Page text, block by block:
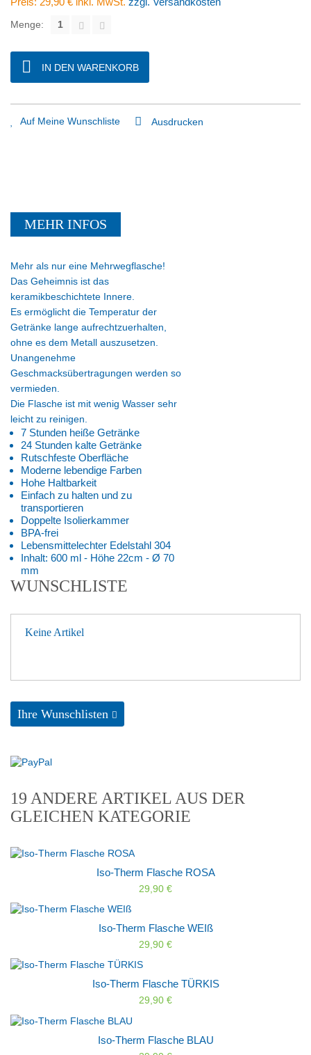
Menge:
IN DEN WARENKORB
Auf Meine Wunschliste Ausdrucken
MEHR INFOS
Mehr als nur eine Mehrwegflasche!
Das Geheimnis ist das
keramikbeschichtete Innere.
Es ermöglicht die Temperatur der
Getränke lange aufrechtzuerhalten,
ohne es dem Metall auszusetzen.
Unangenehme
Geschmacksübertragungen werden so
vermieden.
Die Flasche ist mit wenig Wasser sehr
leicht zu reinigen.
7 Stunden heiße Getränke
24 Stunden kalte Getränke
Rutschfeste Oberfläche
Moderne lebendige Farben
Hohe Haltbarkeit
Einfach zu halten und zu
transportieren
Doppelte Isolierkammer
BPA-frei
Lebensmittelechter Edelstahl 304
Inhalt: 600 ml - Höhe 22cm - Ø 70
mm
WUNSCHLISTE
Keine Artikel
Ihre Wunschlisten
19 ANDERE ARTIKEL AUS DER
GLEICHEN KATEGORIE
Iso-Therm Flasche ROSA
29,90 €
Iso-Therm Flasche WEIß
29,90 €
Iso-Therm Flasche TÜRKIS
29,90 €
Iso-Therm Flasche BLAU